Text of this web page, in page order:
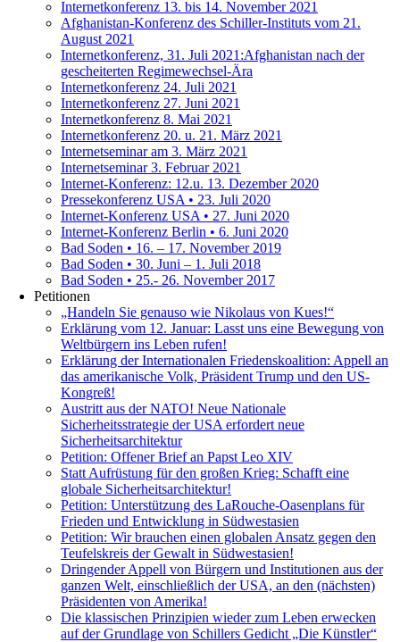
Internetkonferenz 13. bis 14. November 2021
Afghanistan-Konferenz des Schiller-Instituts vom 21.
August 2021
Internetkonferenz, 31. Juli 2021:Afghanistan nach der
gescheiterten Regimewechsel-Ära
Internetkonferenz 24. Juli 2021
Internetkonferenz 27. Juni 2021
Internetkonferenz 8. Mai 2021
Internetkonferenz 20. u. 21. März 2021
Internetseminar am 3. März 2021
Internetseminar 3. Februar 2021
Internet-Konferenz: 12.u. 13. Dezember 2020
Pressekonferenz USA • 23. Juli 2020
Internet-Konferenz USA • 27. Juni 2020
Internet-Konferenz Berlin • 6. Juni 2020
Bad Soden • 16. – 17. November 2019
Bad Soden • 30. Juni – 1. Juli 2018
Bad Soden • 25.- 26. November 2017
Petitionen
„Handeln Sie genauso wie Nikolaus von Kues!“
Erklärung vom 12. Januar: Lasst uns eine Bewegung von
Weltbürgern ins Leben rufen!
Erklärung der Internationalen Friedenskoalition: Appell an
das amerikanische Volk, Präsident Trump und den US-
Kongreß!
Austritt aus der NATO! Neue Nationale
Sicherheitsstrategie der USA erfordert neue
Sicherheitsarchitektur
Petition: Offener Brief an Papst Leo XIV
Statt Aufrüstung für den großen Krieg: Schafft eine
globale Sicherheitsarchitektur!
Petition: Unterstützung des LaRouche-Oasenplans für
Frieden und Entwicklung in Südwestasien
Petition: Wir brauchen einen globalen Ansatz gegen den
Teufelskreis der Gewalt in Südwestasien!
Dringender Appell von Bürgern und Institutionen aus der
ganzen Welt, einschließlich der USA, an den (nächsten)
Präsidenten von Amerika!
Die klassischen Prinzipien wieder zum Leben erwecken
auf der Grundlage von Schillers Gedicht „Die Künstler“